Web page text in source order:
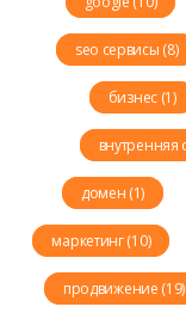
seo сервисы (8)
бизнес (1)
внутренняя
домен (1)
маркетинг (10)
продвижение (19)